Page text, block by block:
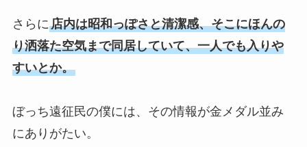
さらに店内は昭和っぽさと清潔感、そこにほんの
り洒落た空気まで同居していて、一人でも入りや
すいとか。
ぼっち遠征民の僕には、その情報が金メダル並み
にありがたい。